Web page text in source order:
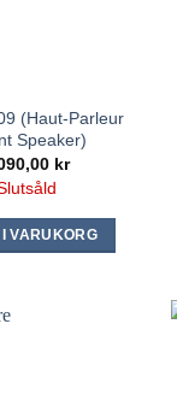
(Haut-Parleur
Speaker)
kr
I VARUKORG